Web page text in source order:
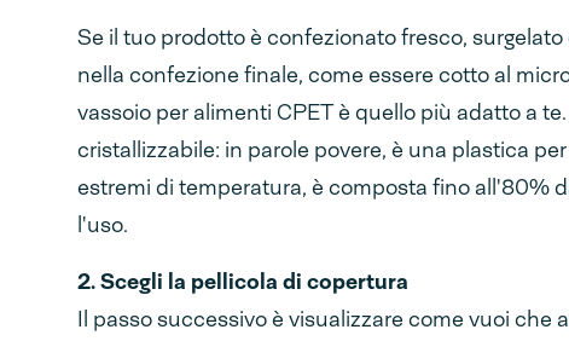
Se il tuo prodotto è confezionato fresco,
nella confezione finale, come essere cotto al
vassoio per alimenti CPET è quello più adatto a
cristallizzabile: in parole povere, è una plastica
estremi di temperatura, è composta fino all'80%
l'uso.
2. Scegli la pellicola di copertura
Il passo successivo è visualizzare come vuoi